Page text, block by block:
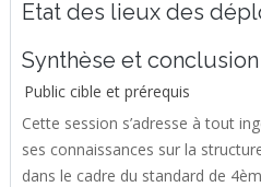
Etat des lieux des
Synthèse et conclusion
Public cible et prérequis
Cette session s’adresse à tout
ses connaissances sur la
dans le cadre du standard de